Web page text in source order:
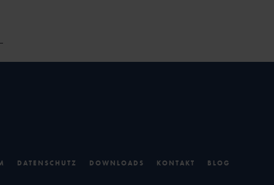
DATENSCHUTZ DOWNLOADS KONTAKT BLOG